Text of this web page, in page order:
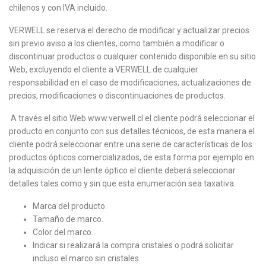
chilenos y con IVA incluido.
VERWELL se reserva el derecho de modificar y actualizar precios
sin previo aviso a los clientes, como también a modificar o
discontinuar productos o cualquier contenido disponible en su sitio
Web, excluyendo el cliente a VERWELL de cualquier
responsabilidad en el caso de modificaciones, actualizaciones de
precios, modificaciones o discontinuaciones de productos.
A través el sitio Web www.verwell.cl el cliente podrá seleccionar el
producto en conjunto con sus detalles técnicos, de esta manera el
cliente podrá seleccionar entre una serie de características de los
productos ópticos comercializados, de esta forma por ejemplo en
la adquisición de un lente óptico el cliente deberá seleccionar
detalles tales como y sin que esta enumeración sea taxativa:
Marca del producto.
Tamaño de marco.
Color del marco.
Indicar si realizará la compra cristales o podrá solicitar
incluso el marco sin cristales.